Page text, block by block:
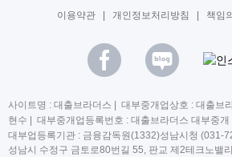
이용약관 개인정보처리방침 책임
사이트명 : 대출브라더스 | 대부중개업상호 : 대출브
현수 | 대부중개업등록번호 : 대출브라더스 대부중
대부업등록기관 : 금융감독원(1332)성남시청 (031-
성남시 수정구 금토로80번길 55, 판교 제2테크노밸